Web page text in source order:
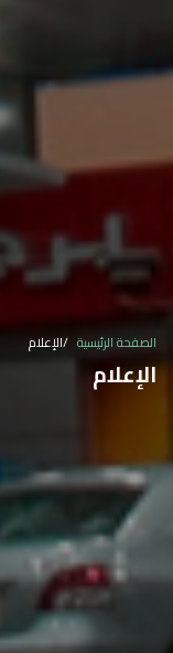
الصفحة الرئيسية الإعلام
الإعلام